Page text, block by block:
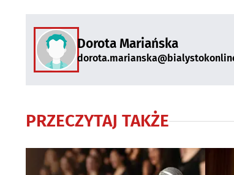
Dorota Mariańska
PRZECZYTAJ TAKŻE